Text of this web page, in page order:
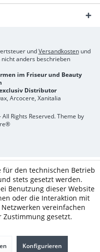
undVersandkostenund
anders beschrieben
im Friseur und Beauty
Distributor
Arcocere, Xanitalia
Rights Reserved. Theme by
für den technischen Betrieb
stets gesetzt werden.
Benutzung dieser Website
oder die Interaktion mit
vereinfachen
gesetzt.
Konfigurieren